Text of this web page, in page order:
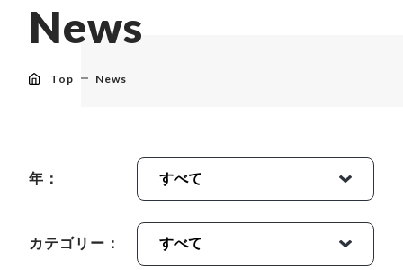
News
Top News
年：
カテゴリー：